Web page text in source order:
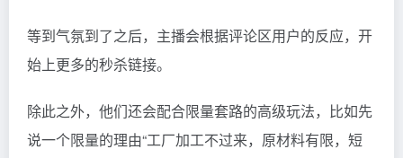
等到气氛到了之后，主播会根据评论区用户的反应，开
始上更多的秒杀链接。
除此之外，他们还会配合限量套路的高级玩法，比如先
说一个限量的理由“工厂加工不过来，原材料有限，短